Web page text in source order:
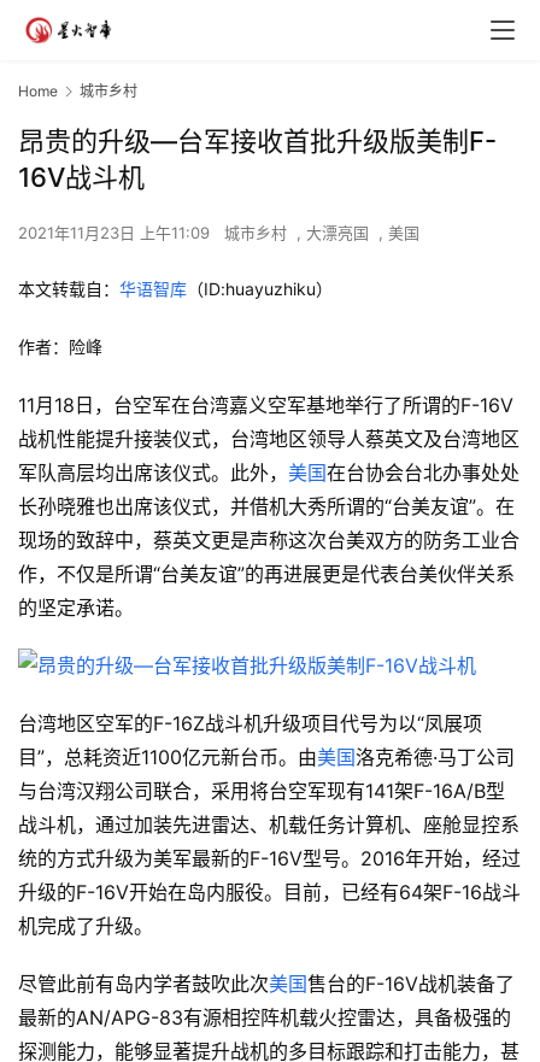
Home 城市乡村
昂贵的升级—台军接收首批升级版美制F-
16V战斗机
2021年11月23日 上午11:09 城市乡村 , 大漂亮国 , 美国
本文转载自： 华语智库 （ID:huayuzhiku）
作者：险峰
11月18日，台空军在台湾嘉义空军基地举行了所谓的F-16V
战机性能提升接装仪式，台湾地区领导人蔡英文及台湾地区
军队高层均出席该仪式。此外， 美国在台协会台北办事处处
长孙晓雅也出席该仪式，并借机大秀所谓的“台美友谊”。在
现场的致辞中，蔡英文更是声称这次台美双方的防务工业合
作，不仅是所谓“台美友谊”的再进展更是代表台美伙伴关系
的坚定承诺。
台湾地区空军的F-16Z战斗机升级项目代号为以“凤展项
目”，总耗资近1100亿元新台币。由美国洛克希德·马丁公司
与台湾汉翔公司联合，采用将台空军现有141架F-16A/B型
战斗机，通过加装先进雷达、机载任务计算机、座舱显控系
统的方式升级为美军最新的F-16V型号。2016年开始，经过
升级的F-16V开始在岛内服役。目前，已经有64架F-16战斗
机完成了升级。
尽管此前有岛内学者鼓吹此次美国售台的F-16V战机装备了
最新的AN/APG-83有源相控阵机载火控雷达，具备极强的
探测能力，能够显著提升战机的多目标跟踪和打击能力，甚